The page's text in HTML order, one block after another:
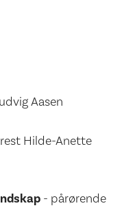
Aasen
Hilde-Anette
- pårørende